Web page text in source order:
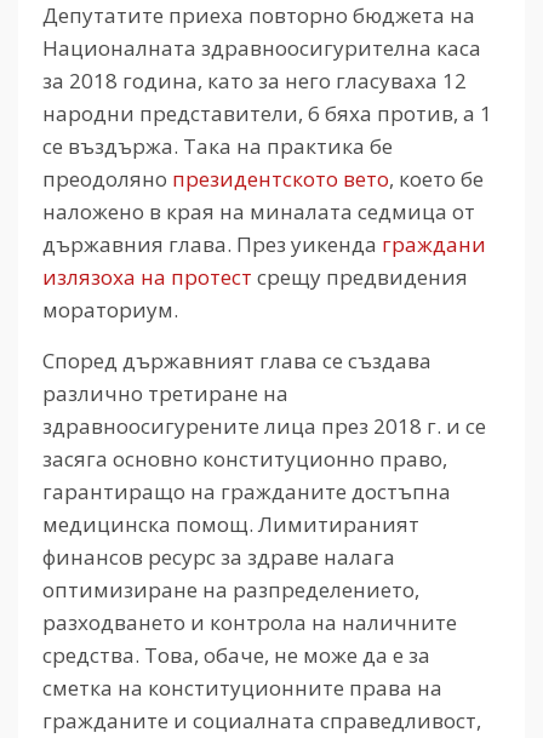
Депутатите приеха повторно бюджета на
Националната здравноосигурителна каса
за 2018 година, като за него гласуваха 12
народни представители, 6 бяха против, а 1
се въздържа. Така на практика бе
преодоляно президентското вето, което бе
наложено в края на миналата седмица от
държавния глава. През уикенда граждани
излязоха на протест срещу предвидения
мораториум.
Според държавният глава се създава
различно третиране на
здравноосигурените лица през 2018 г. и се
засяга основно конституционно право,
гарантиращо на гражданите достъпна
медицинска помощ. Лимитираният
финансов ресурс за здраве налага
оптимизиране на разпределението,
разходването и контрола на наличните
средства. Това, обаче, не може да е за
сметка на конституционните права на
гражданите и социалната справедливост,